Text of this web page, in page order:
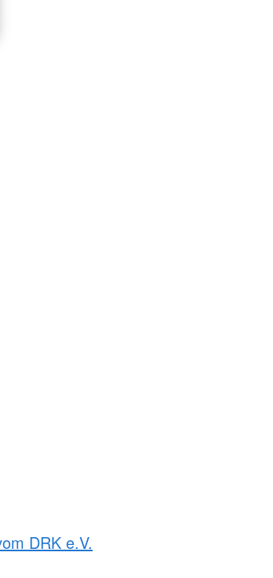
DRK e.V.